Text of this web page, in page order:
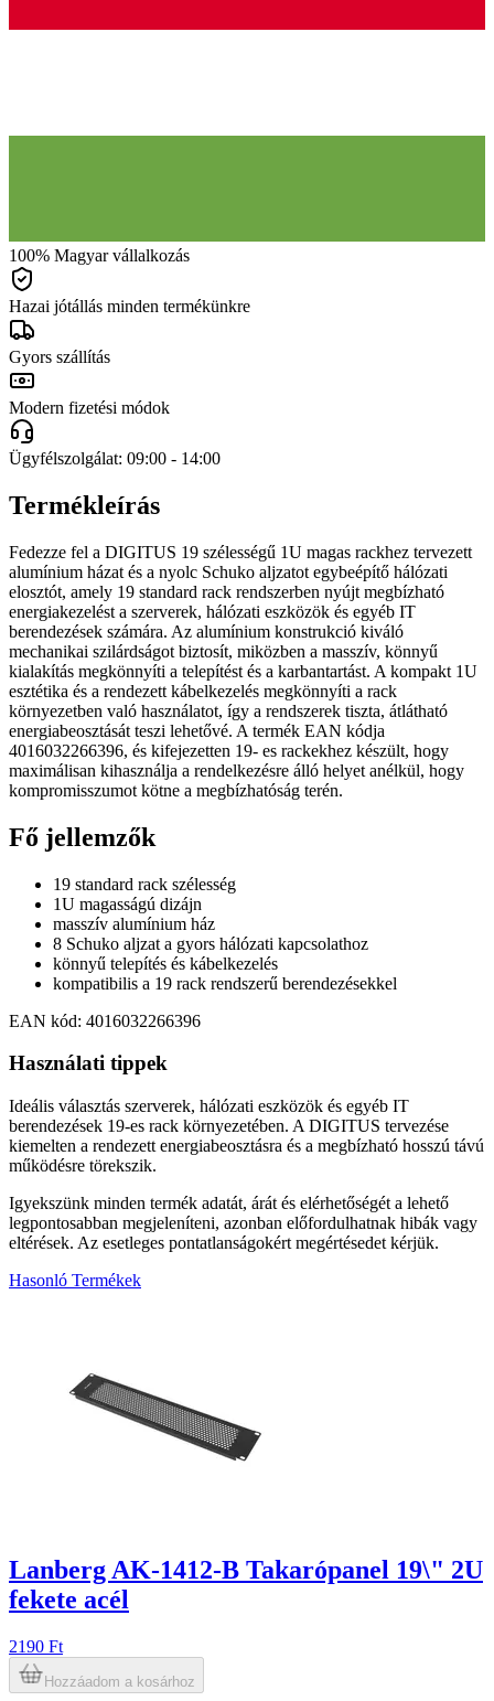
100% Magyar vállalkozás
Hazai jótállás minden termékünkre
Gyors szállítás
Modern fizetési módok
Ügyfélszolgálat: 09:00 - 14:00
Termékleírás
Fedezze fel a DIGITUS 19 szélességű 1U magas rackhez tervezett
alumínium házat és a nyolc Schuko aljzatot egybeépítő hálózati
elosztót, amely 19 standard rack rendszerben nyújt megbízható
energiakezelést a szerverek, hálózati eszközök és egyéb IT
berendezések számára. Az alumínium konstrukció kiváló
mechanikai szilárdságot biztosít, miközben a masszív, könnyű
kialakítás megkönnyíti a telepítést és a karbantartást. A kompakt 1U
esztétika és a rendezett kábelkezelés megkönnyíti a rack
környezetben való használatot, így a rendszerek tiszta, átlátható
energiabeosztását teszi lehetővé. A termék EAN kódja
4016032266396, és kifejezetten 19- es rackekhez készült, hogy
maximálisan kihasználja a rendelkezésre álló helyet anélkül, hogy
kompromisszumot kötne a megbízhatóság terén.
Fő jellemzők
19 standard rack szélesség
1U magasságú dizájn
masszív alumínium ház
8 Schuko aljzat a gyors hálózati kapcsolathoz
könnyű telepítés és kábelkezelés
kompatibilis a 19 rack rendszerű berendezésekkel
EAN kód: 4016032266396
Használati tippek
Ideális választás szerverek, hálózati eszközök és egyéb IT
berendezések 19-es rack környezetében. A DIGITUS tervezése
kiemelten a rendezett energiabeosztásra és a megbízható hosszú távú
működésre törekszik.
Igyekszünk minden termék adatát, árát és elérhetőségét a lehető
legpontosabban megjeleníteni, azonban előfordulhatnak hibák vagy
eltérések. Az esetleges pontatlanságokért megértésedet kérjük.
Hasonló Termékek
Lanberg AK-1412-B Takarópanel 19\" 2U
fekete acél
2190 Ft
Hozzáadom a kosárhoz